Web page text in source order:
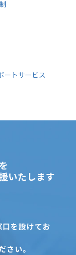
ートサービス
いたします
を設けてお
さい。